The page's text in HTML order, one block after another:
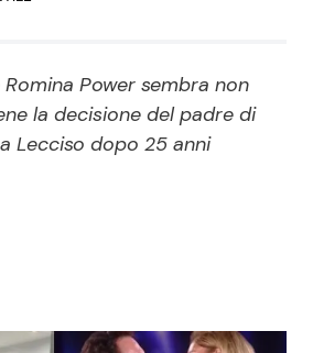
Programmi TV
Reality e Talent
News dal mondo
Power sembra non
la decisione del padre di
Lecciso dopo 25 anni